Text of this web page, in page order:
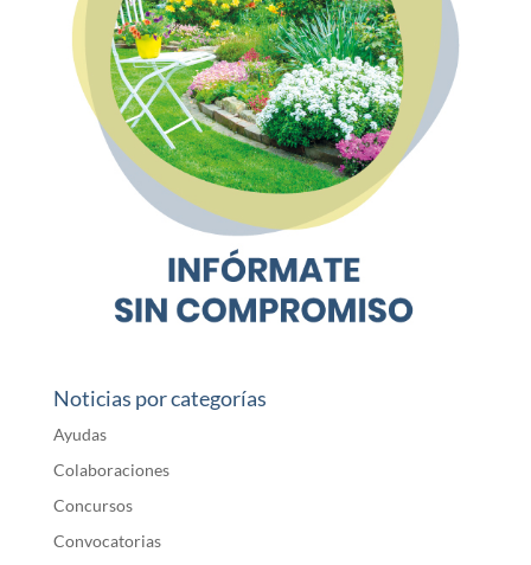
Noticias por categorías
Ayudas
Colaboraciones
Concursos
Convocatorias